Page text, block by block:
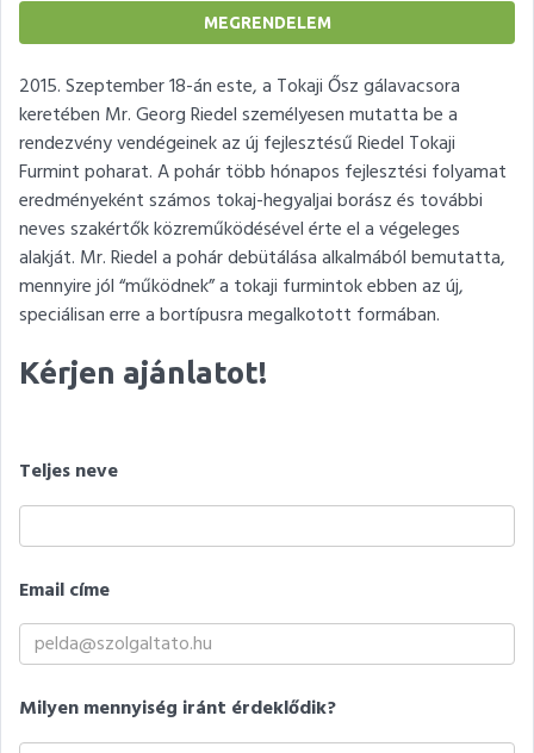
MEGRENDELEM
2015. Szeptember 18-án este, a Tokaji Ősz gálavacsora
keretében Mr. Georg Riedel személyesen mutatta be a
rendezvény vendégeinek az új fejlesztésű Riedel Tokaji
Furmint poharat. A pohár több hónapos fejlesztési folyamat
eredményeként számos tokaj-hegyaljai borász és további
neves szakértők közreműködésével érte el a végeleges
alakját. Mr. Riedel a pohár debütálása alkalmából bemutatta,
mennyire jól “működnek” a tokaji furmintok ebben az új,
speciálisan erre a bortípusra megalkotott formában.
Kérjen ajánlatot!
Teljes neve
Email címe
Milyen mennyiség iránt érdeklődik?